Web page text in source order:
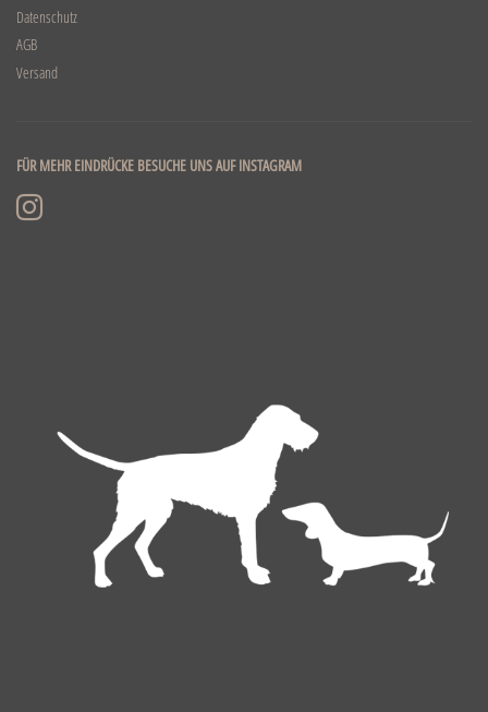
Datenschutz
AGB
Versand
FÜR MEHR EINDRÜCKE BESUCHE UNS AUF INSTAGRAM